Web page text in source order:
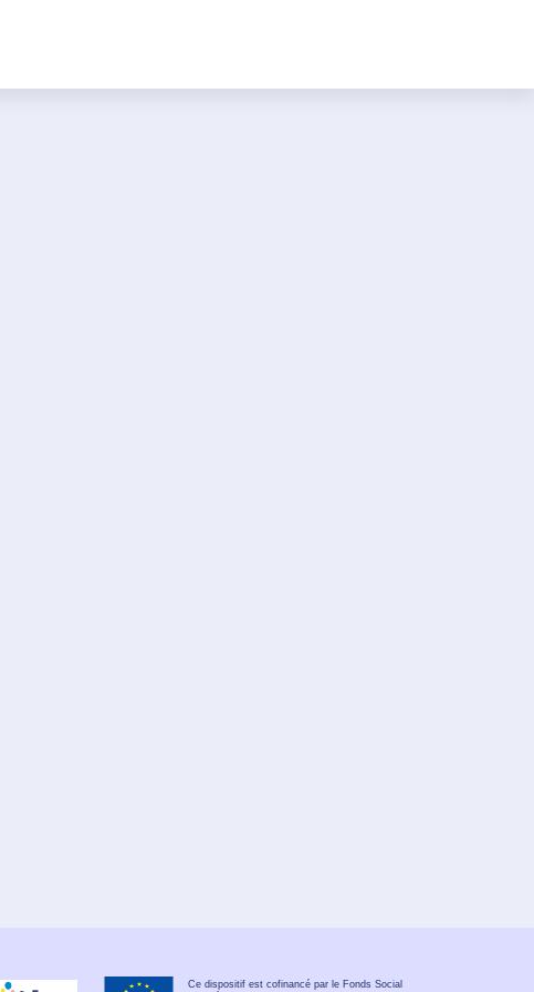
Ce dispositif est cofinancé par le Fonds Social